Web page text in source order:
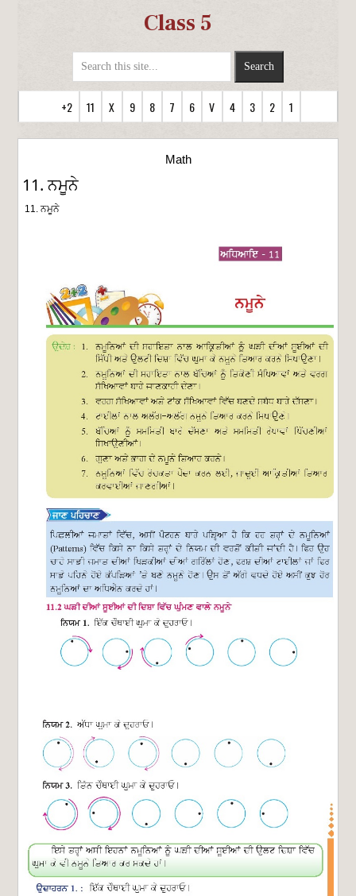
Class 5
+2 11 X 9 8 7 6 V 4 3 2 1
Math
11. ਨਮੂਨੇ
11. ਨਮੂਨੇ